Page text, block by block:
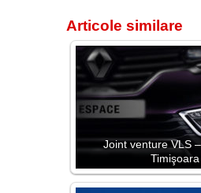
Articole similare
Joint venture VLS
Timişoara